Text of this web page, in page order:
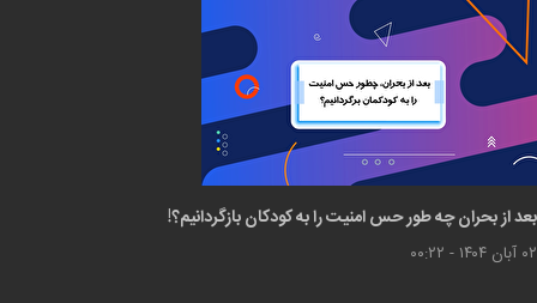
بعد از بحران چه طور حس امنیت را به کودکان بازگردانیم؟!
۰۲ آبان ۱۴۰۴ - ۰۰:۲۲